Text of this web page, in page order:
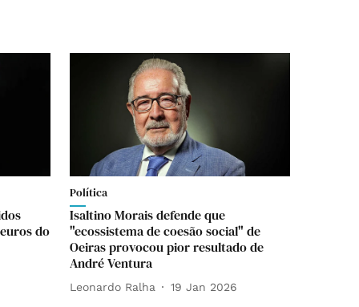
do
Política
Isaltino Morais defende que
"ecossistema de coesão social" de
Oeiras provocou pior resultado de
André Ventura
Leonardo Ralha 19 Jan 2026